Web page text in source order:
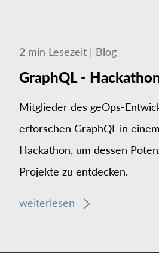
2 min Lesezeit | Blog
GraphQL -
Mitglieder des geOps-
erforschen GraphQL in
Hackathon, um dessen
Projekte zu entdecken.
weiterlesen